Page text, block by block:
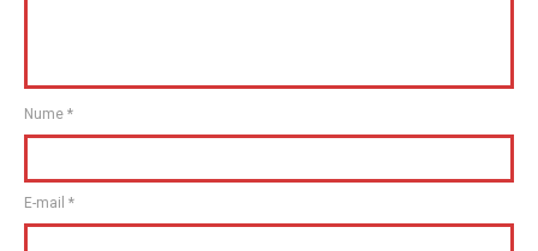
Nume *
E-mail *